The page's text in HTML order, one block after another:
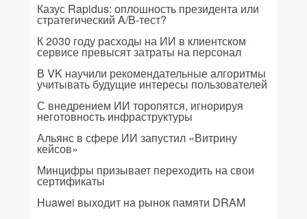
Казус Rapidus: оплошность президента или
стратегический A/B-тест?
К 2030 году расходы на ИИ в клиентском
сервисе превысят затраты на персонал
В VK научили рекомендательные алгоритмы
учитывать будущие интересы пользователей
С внедрением ИИ торопятся, игнорируя
неготовность инфраструктуры
Альянс в сфере ИИ запустил «Витрину
кейсов»
Минцифры призывает переходить на свои
сертификаты
Huawei выходит на рынок памяти DRAM